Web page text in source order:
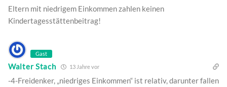
Eltern mit niedrigem Einkommen zahlen keinen
Kindertagesstättenbeitrag!
Gast
Walter Stach 13 Jahre vor
-4-Freidenker, „niedriges Einkommen“ ist relativ, darunter fallen